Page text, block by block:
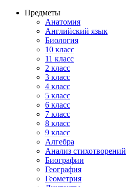
Предметы
Анатомия
Английский язык
Биология
10 класс
11 класс
2 класс
3 класс
4 класс
5 класс
6 класс
7 класс
8 класс
9 класс
Алгебра
Анализ стихотворений
Биографии
География
Геометрия